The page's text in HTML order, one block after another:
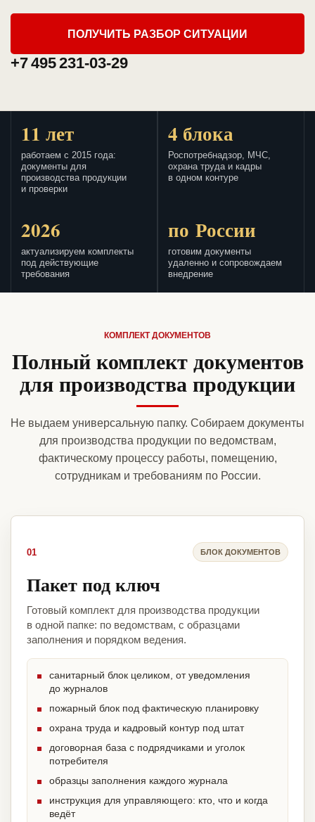
ПОЛУЧИТЬ РАЗБОР СИТУАЦИИ
+7 495 231-03-29
11 лет
работаем с 2015 года:
документы для
производства продукции
и проверки
4 блока
Роспотребнадзор, МЧС,
охрана труда и кадры
в одном контуре
2026
актуализируем комплекты
под действующие
требования
по России
готовим документы
удаленно и сопровождаем
внедрение
КОМПЛЕКТ ДОКУМЕНТОВ
Полный комплект документов
для производства продукции
Не выдаем универсальную папку. Собираем документы
для производства продукции по ведомствам,
фактическому процессу работы, помещению,
сотрудникам и требованиям по России.
01 БЛОК ДОКУМЕНТОВ
Пакет под ключ
Готовый комплект для производства продукции
в одной папке: по ведомствам, с образцами
заполнения и порядком ведения.
санитарный блок целиком, от уведомления
до журналов
пожарный блок под фактическую планировку
охрана труда и кадровый контур под штат
договорная база с подрядчиками и уголок
потребителя
образцы заполнения каждого журнала
инструкция для управляющего: кто, что и когда
ведёт